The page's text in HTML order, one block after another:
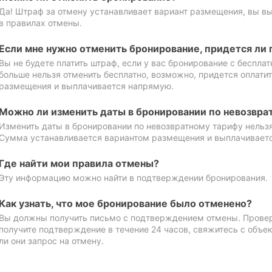
Штраф за отмену устанавливает вариант размещения, вы
правилах отмены.
мне нужно отменить бронирование, придется ли
не будете платить штраф, если у вас бронирование с
нельзя отменить бесплатно, возможно, придется
и выплачивается напрямую.
ли изменить даты в бронировании по
даты в бронировании по невозвратному тарифу
устанавливается вариантом размещения и
найти мои правила отмены?
информацию можно найти в подтверждении бронирования.
узнать, что мое бронирование было отменено?
должны получить письмо с подтверждением отмены.
подтверждение в течение 24 часов, свяжитесь с
они запрос на отмену.